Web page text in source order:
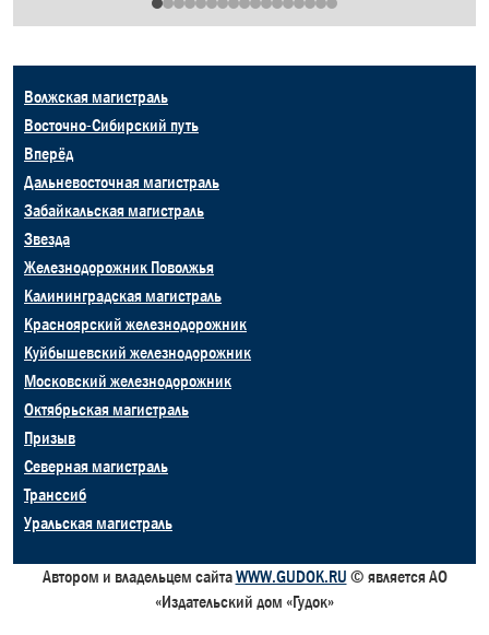
Волжская магистраль
Восточно-Сибирский путь
Вперёд
Дальневосточная магистраль
Забайкальская магистраль
Звезда
Железнодорожник Поволжья
Калининградская магистраль
Красноярский железнодорожник
Куйбышевский железнодорожник
Московский железнодорожник
Октябрьская магистраль
Призыв
Северная магистраль
Транссиб
Уральская магистраль
Автором и владельцем сайтаWWW.GUDOK.RU © является АО
«Издательский дом «Гудок»